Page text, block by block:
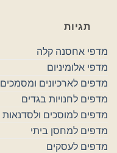
תגיות
מדפי אחסנה קלה
מדפי אלומיניום
מדפים לארכיונים ומסמכים
מדפים לחנויות בגדים
מדפים למוסכים ולסדנאות
מדפים למחסן ביתי
מדפים לעסקים